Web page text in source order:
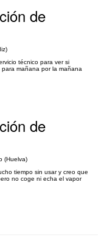
de
técnico para ver si
mañana por la mañana
de
(Huelva)
tiempo sin usar y creo que
no coge ni echa el vapor